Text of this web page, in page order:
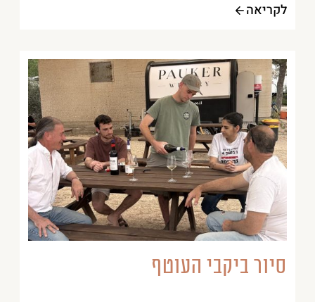
לקריאה
סיור ביקבי העוטף